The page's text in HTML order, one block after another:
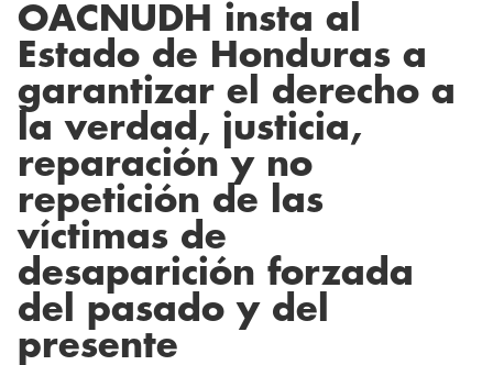
OACNUDH insta al
Estado de Honduras a
garantizar el derecho a
la verdad, justicia,
reparación y no
repetición de las
víctimas de
desaparición forzada
del pasado y del
presente